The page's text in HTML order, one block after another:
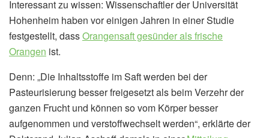
Interessant zu wissen: Wissenschaftler der Universität
Hohenheim haben vor einigen Jahren in einer Studie
festgestellt, dassOrangensaft gesünder als frische
Orangen ist.
Denn: „Die Inhaltsstoffe im Saft werden bei der
Pasteurisierung besser freigesetzt als beim Verzehr der
ganzen Frucht und können so vom Körper besser
aufgenommen und verstoffwechselt werden“, erklärte der